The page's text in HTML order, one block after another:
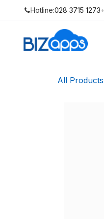
Hotline:028 3715 1273•
All Products